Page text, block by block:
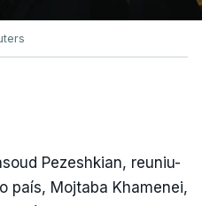
Pezeshkian, reuniu-
país, Mojtaba Khamenei,